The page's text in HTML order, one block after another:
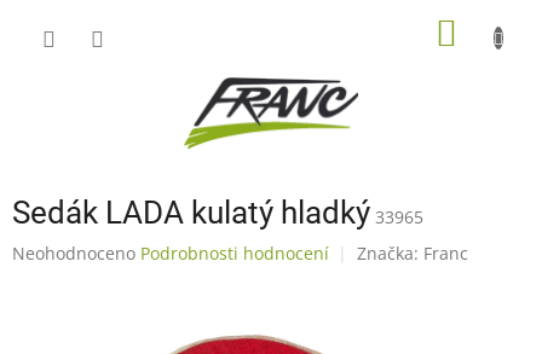
Sedák LADA kulatý hladký 33965
Průměrné
Neohodnoceno Podrobnosti hodnocení Značka: Franc